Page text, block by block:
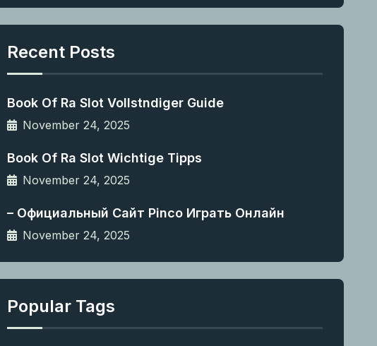
Recent Posts
Book Of Ra Slot Vollstndiger Guide
November 24, 2025
Book Of Ra Slot Wichtige Tipps
November 24, 2025
– Официальный Сайт Pinco Играть Онлайн
November 24, 2025
Popular Tags